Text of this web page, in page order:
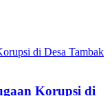
Korupsi di